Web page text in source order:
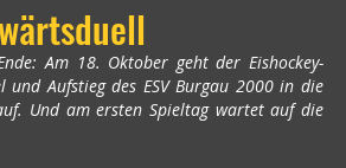
Am 18. Oktober geht der Eishockey-
Aufstieg des ESV Burgau 2000 in die
Und am ersten Spieltag wartet auf die